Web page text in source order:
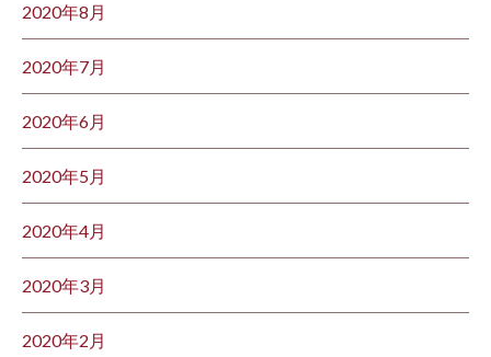
2020年8月
2020年7月
2020年6月
2020年5月
2020年4月
2020年3月
2020年2月